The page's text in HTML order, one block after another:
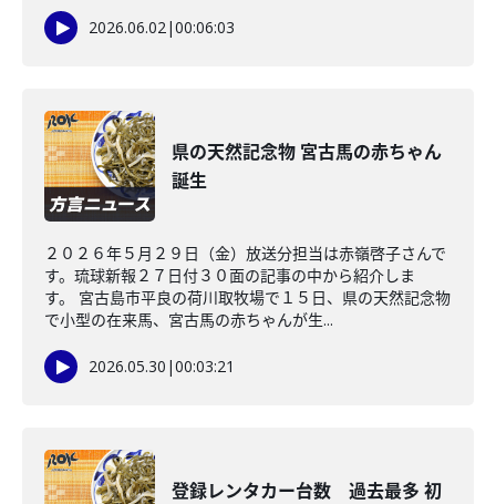
2026.06.02|00:06:03
県の天然記念物 宮古馬の赤ちゃん
誕生
２０２６年５月２９日（金）放送分担当は赤嶺啓子さんで
す。琉球新報２７日付３０面の記事の中から紹介しま
す。 宮古島市平良の荷川取牧場で１５日、県の天然記念物
で小型の在来馬、宮古馬の赤ちゃんが生...
2026.05.30 |00:03:21
登録レンタカー台数 過去最多 初